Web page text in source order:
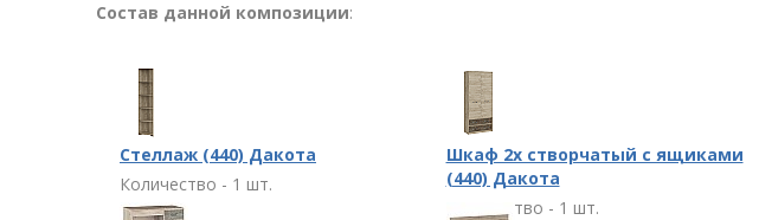
Состав данной композиции:
Стеллаж (440) Дакота
Количество - 1 шт.
Шкаф 2х створчатый с ящиками
(440) Дакота
Количество - 1 шт.